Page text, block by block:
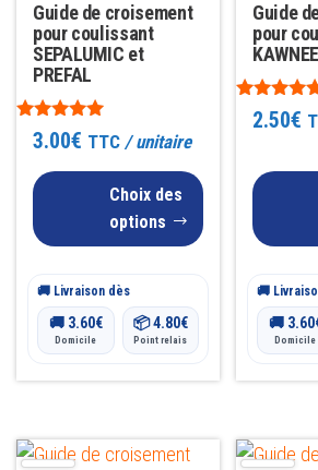
Guide de croisement
pour coulissant
SEPALUMIC et
PREFAL
Note
4.92
3.00€ TTC / unitaire
Choix des
options
options
peuvent
être
choisies
sur
page
du
🚚 Livraison dès
🚚 3.60€
Domicile
📦4.80€
Point relais
Guide
pour
Note
4.882.50€
options
peuvent
être
sur
page
du
🚚
🚚 3.60
Domicile
Ce
Ce